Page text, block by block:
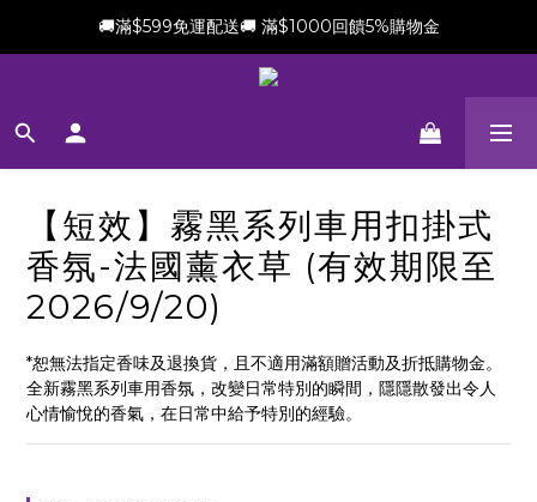
新會員加贈$100購物金(滿$699可折抵)
🚚滿$599免運配送🚚 滿$1000回饋5%購物金
新會員加贈$100購物金(滿$699可折抵)
【短效】霧黑系列車用扣掛式
香氛-法國薰衣草 (有效期限至
2026/9/20)
*恕無法指定香味及退換貨，且不適用滿額贈活動及折抵購物金。
全新霧黑系列車用香氛，改變日常特別的瞬間，隱隱散發出令人
心情愉悅的香氣，在日常中給予特別的經驗。